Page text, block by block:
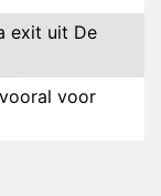
exit uit De
voor